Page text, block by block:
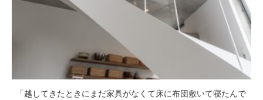
「越してきたときにまだ家具がなくて床に布団敷いて寝たんで